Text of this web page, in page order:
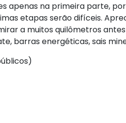
apenas na primeira parte,
etapas serão difíceis.
a muitos quilômetros
barras energéticas, sais